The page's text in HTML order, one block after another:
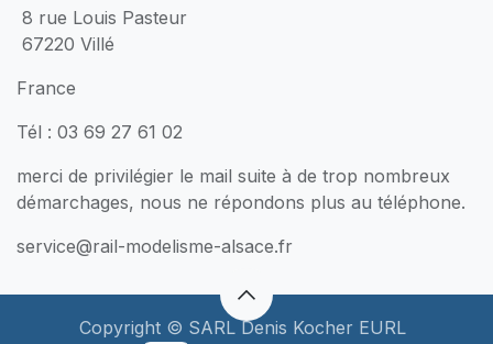
8 rue Louis Pasteur
67220 Villé
France
Tél : 03 69 27 61 02
merci de privilégier le mail suite à de trop nombreux
démarchages, nous ne répondons plus au téléphone.
service@rail-modelisme-alsace.fr
Copyright © SARL Denis Kocher EURL